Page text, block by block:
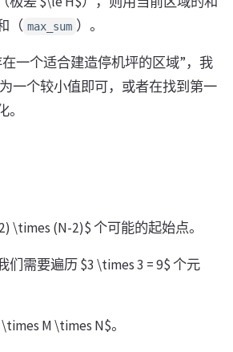
（ max_sum ）。
一个适合建造停机坪的区域”，我
为一个较小值即可，或者在找到第一
\times (N-2)$ 个可能的起始点。
们需要遍历 $3 \times 3 = 9$ 个元
M \times N$。